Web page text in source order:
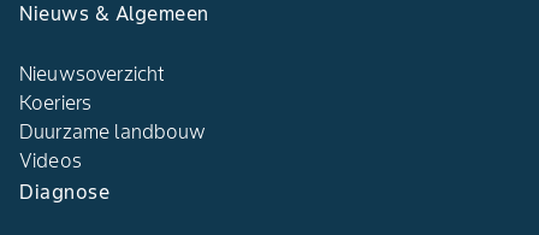
Nieuws & Algemeen
Nieuwsoverzicht
Koeriers
Duurzame landbouw
Videos
Diagnose